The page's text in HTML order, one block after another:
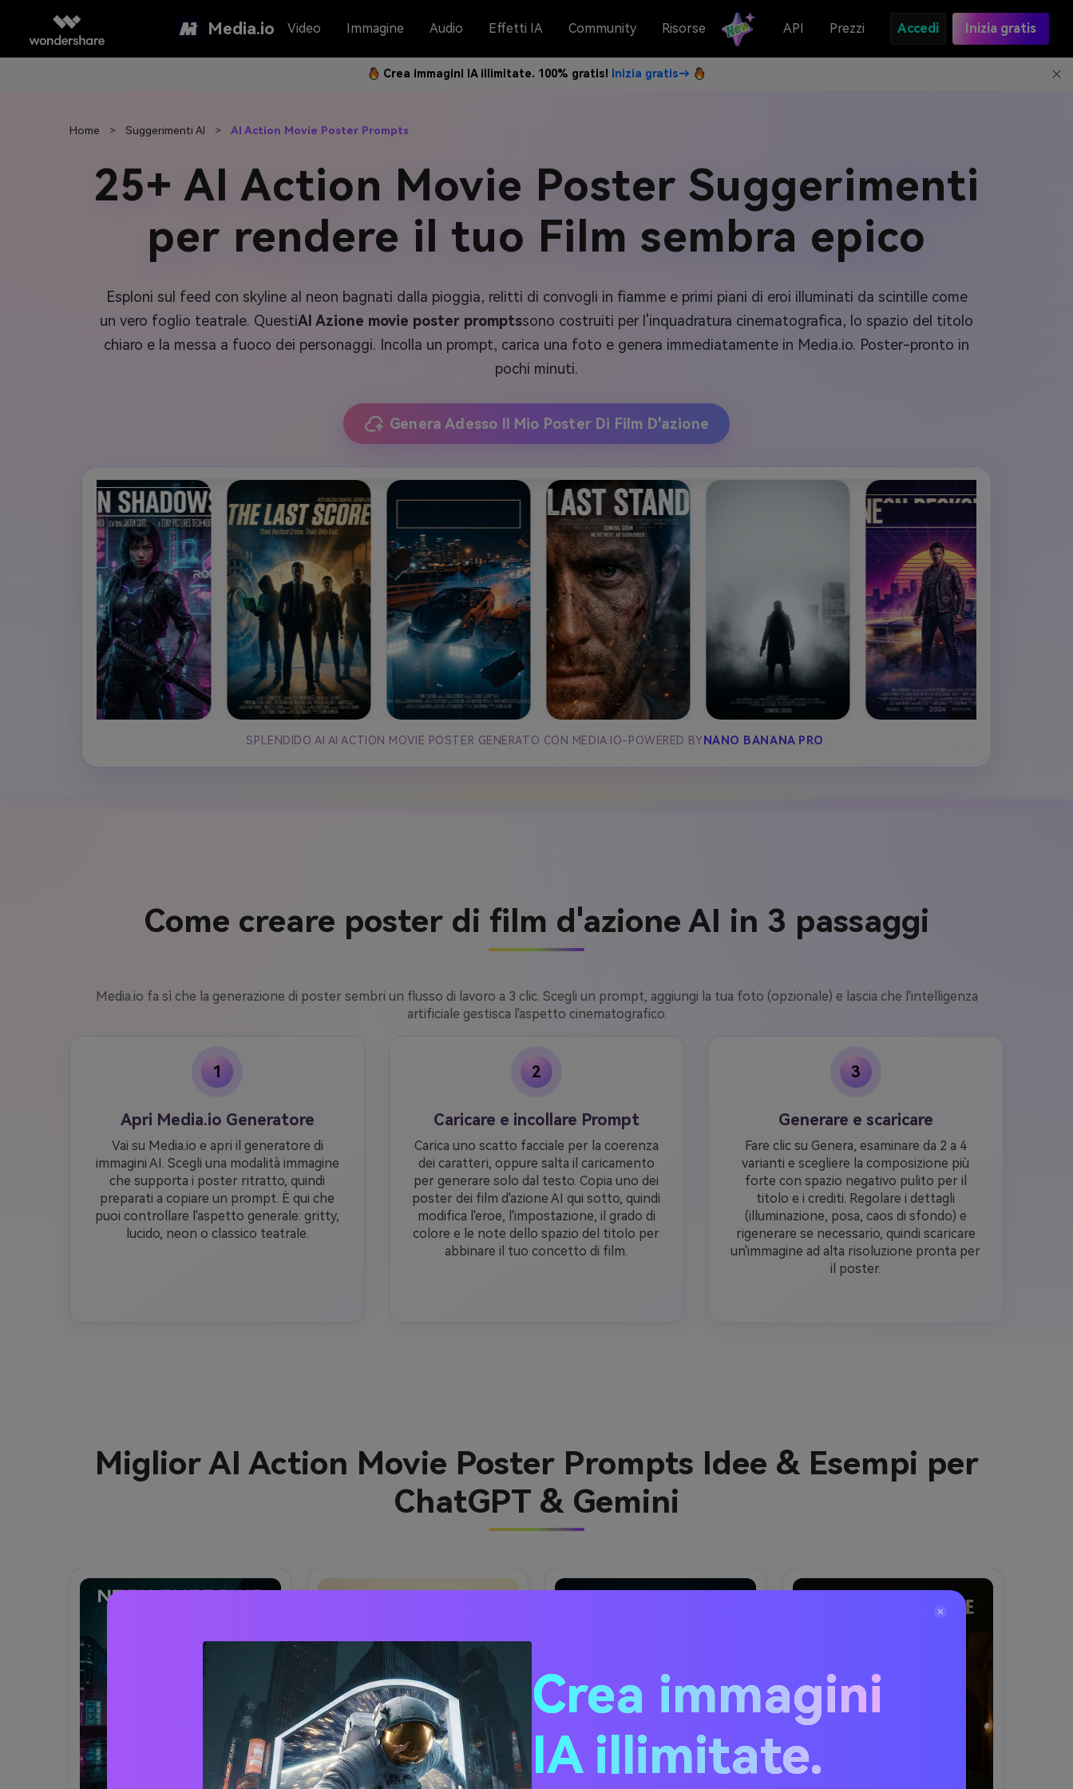
Media.io Video Immagine Audio Effetti IA Community Risorse API Prezzi Accedi Inizia gratis
Crea immagini IA illimitate. 100% gratis! Inizia gratis→
Home > Suggerimenti AI > AI Action Movie Poster Prompts
25+ AI Action Movie Poster Suggerimenti
per rendere il tuo Film sembra epico
Esploni sul feed con skyline al neon bagnati dalla pioggia, relitti di convogli in fiamme e primi piani di eroi illuminati da scintille come
un vero foglio teatrale. QuestiAI Azione movie poster promptssono costruiti per l'inquadratura cinematografica, lo spazio del titolo
chiaro e la messa a fuoco dei personaggi. Incolla un prompt, carica una foto e genera immediatamente in Media.io. Poster-pronto in
pochi minuti.
Genera Adesso Il Mio Poster Di Film D'azione
SPLENDIDO AI AI ACTION MOVIE POSTER GENERATO CON MEDIA.IO-POWERED BY NANO BANANA PRO
Come creare poster di film d'azione AI in 3 passaggi
Media.io fa sì che la generazione di poster sembri un flusso di lavoro a 3 clic. Scegli un prompt, aggiungi la tua foto (opzionale) e lascia che l'intelligenza
artificiale gestisca l'aspetto cinematografico.
1
Apri Media.io Generatore
Vai su Media.io e apri il generatore di
immagini AI. Scegli una modalità immagine
che supporta i poster ritratto, quindi
preparati a copiare un prompt. È qui che
puoi controllare l'aspetto generale: gritty,
lucido, neon o classico teatrale.
2
Caricare e incollare Prompt
Carica uno scatto facciale per la coerenza
dei caratteri, oppure salta il caricamento
per generare solo dal testo. Copia uno dei
poster dei film d'azione AI qui sotto, quindi
modifica l'eroe, l'impostazione, il grado di
colore e le note dello spazio del titolo per
abbinare il tuo concetto di film.
3
Generare e scaricare
Fare clic su Genera, esaminare da 2 a 4
varianti e scegliere la composizione più
forte con spazio negativo pulito per il
titolo e i crediti. Regolare i dettagli
(illuminazione, posa, caos di sfondo) e
rigenerare se necessario, quindi scaricare
un'immagine ad alta risoluzione pronta per
il poster.
Miglior AI Action Movie Poster Prompts Idee & Esempi per
ChatGPT & Gemini
Crea immagini
IA illimitate.